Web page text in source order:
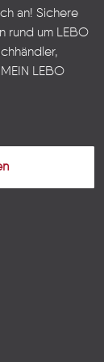
an! Sichere
rund um LEBO
MEIN LEBO